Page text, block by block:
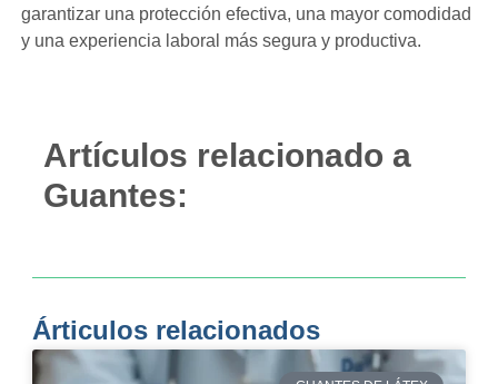
garantizar una protección efectiva, una mayor comodidad
y una experiencia laboral más segura y productiva.
Artículos relacionado a
Guantes:
Árticulos relacionados